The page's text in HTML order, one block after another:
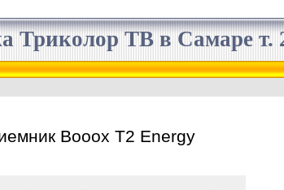
Триколор ТВ в Самаре т.
Booox T2 Energy